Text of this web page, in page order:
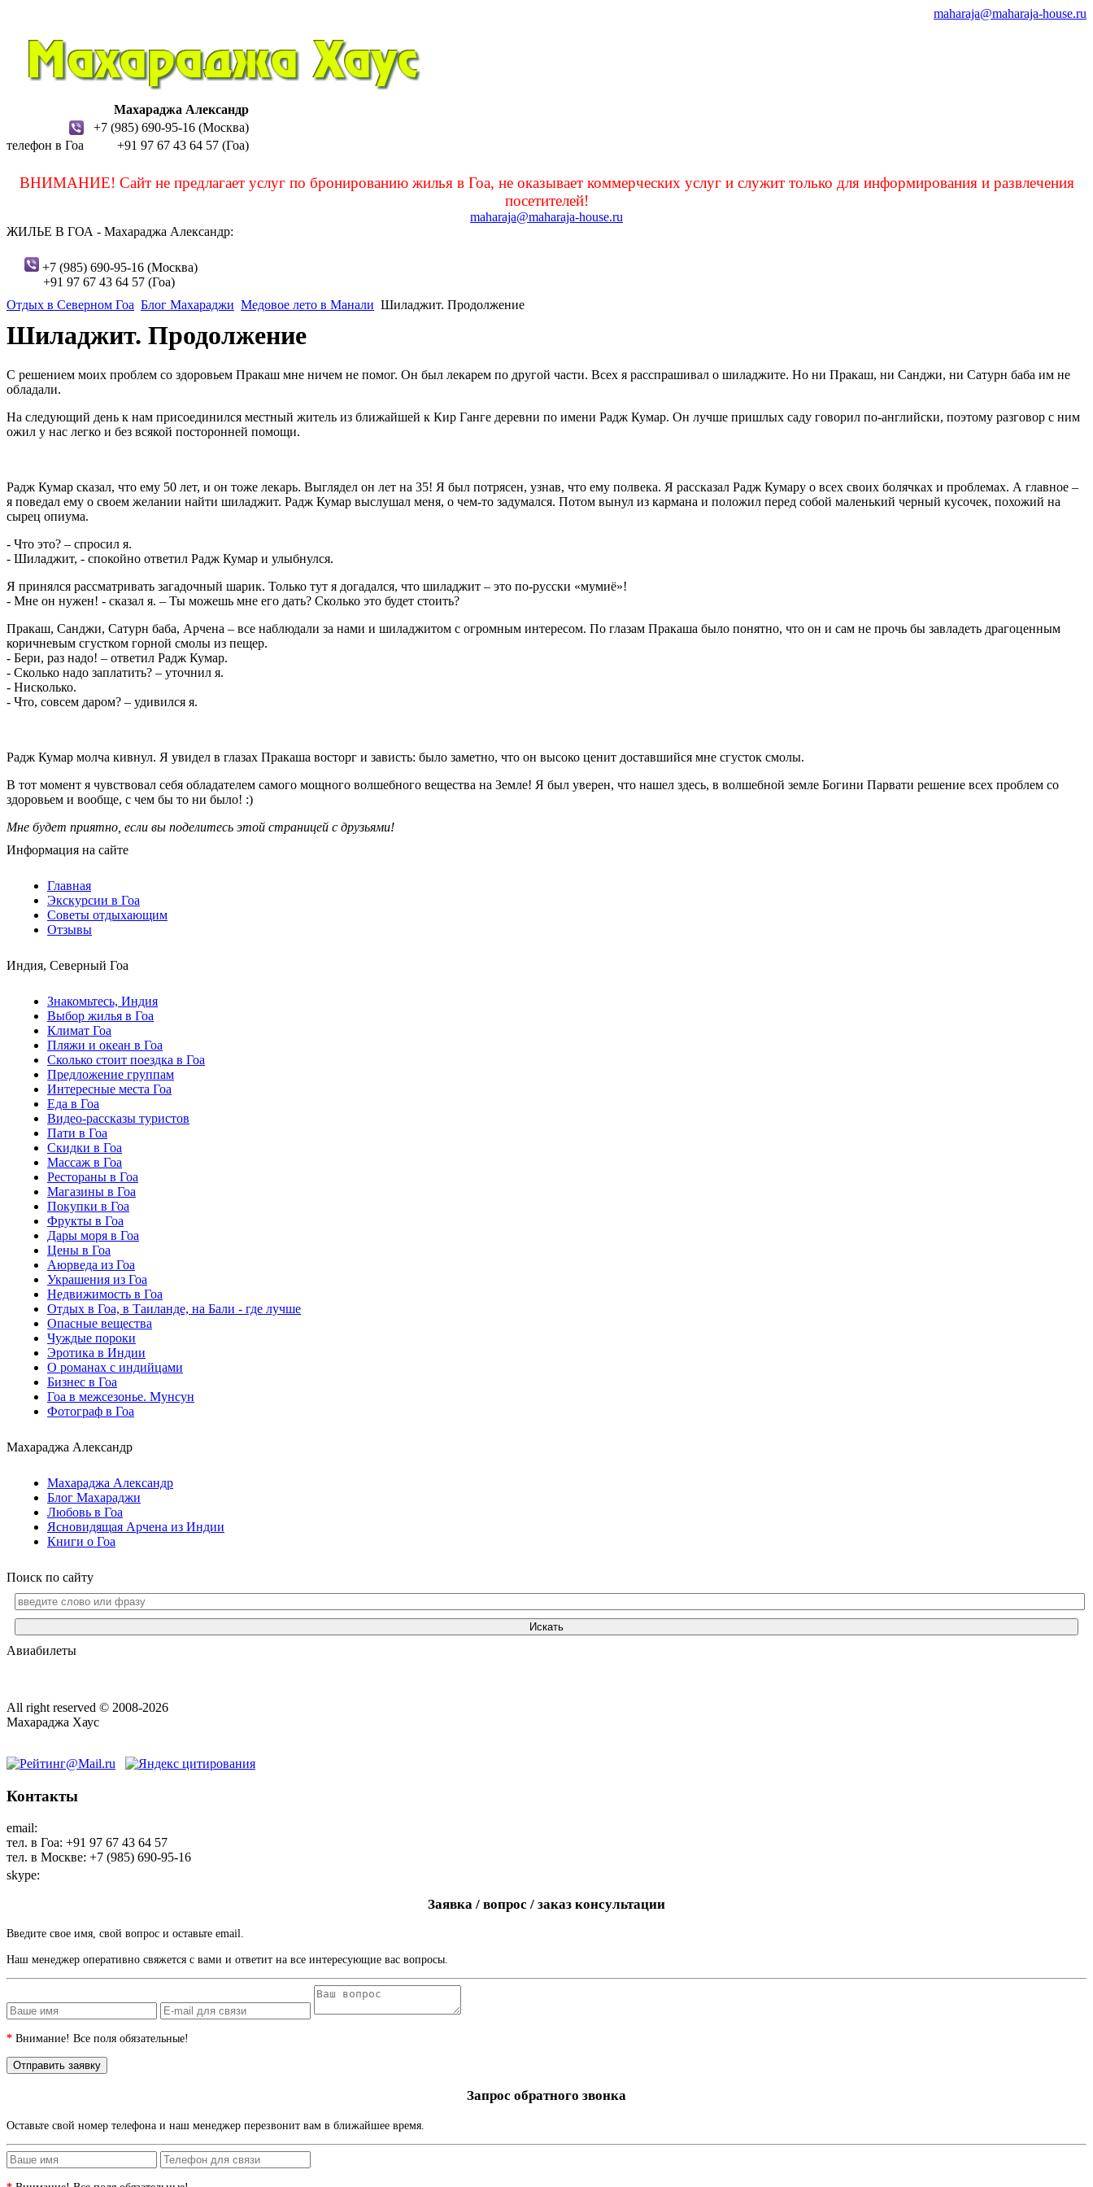
maharaja@maharaja-house.ru
Махараджа Александр
+7 (985) 690-95-16 (Москва)
телефон в Гоа
+91 97 67 43 64 57 (Гоа)
ВНИМАНИЕ! Сайт не предлагает услуг по бронированию жилья в Гоа, не оказывает коммерческих услуг и служит только для информирования и развлечения
посетителей!
maharaja@maharaja-house.ru
ЖИЛЬЕ В ГОА - Махараджа Александр:
+7 (985) 690-95-16 (Москва)
+91 97 67 43 64 57 (Гоа)
Отдых в Северном Гоа Блог Махараджи Медовое лето в Манали Шиладжит. Продолжение
Шиладжит. Продолжение
С решением моих проблем со здоровьем Пракаш мне ничем не помог. Он был лекарем по другой части. Всех я расспрашивал о шиладжите. Но ни Пракаш, ни Санджи, ни Сатурн баба им не
обладали.
На следующий день к нам присоединился местный житель из ближайшей к Кир Ганге деревни по имени Радж Кумар. Он лучше пришлых саду говорил по-английски, поэтому разговор с ним
ожил у нас легко и без всякой посторонней помощи.
Радж Кумар сказал, что ему 50 лет, и он тоже лекарь. Выглядел он лет на 35! Я был потрясен, узнав, что ему полвека. Я рассказал Радж Кумару о всех своих болячках и проблемах. А главное –
я поведал ему о своем желании найти шиладжит. Радж Кумар выслушал меня, о чем-то задумался. Потом вынул из кармана и положил перед собой маленький черный кусочек, похожий на
сырец опиума.
- Что это? – спросил я.
- Шиладжит, - спокойно ответил Радж Кумар и улыбнулся.
Я принялся рассматривать загадочный шарик. Только тут я догадался, что шиладжит – это по-русски «мумиё»!
- Мне он нужен! - сказал я. – Ты можешь мне его дать? Сколько это будет стоить?
Пракаш, Санджи, Сатурн баба, Арчена – все наблюдали за нами и шиладжитом с огромным интересом. По глазам Пракаша было понятно, что он и сам не прочь бы завладеть драгоценным
коричневым сгустком горной смолы из пещер.
- Бери, раз надо! – ответил Радж Кумар.
- Сколько надо заплатить? – уточнил я.
- Нисколько.
- Что, совсем даром? – удивился я.
Радж Кумар молча кивнул. Я увидел в глазах Пракаша восторг и зависть: было заметно, что он высоко ценит доставшийся мне сгусток смолы.
В тот момент я чувствовал себя обладателем самого мощного волшебного вещества на Земле! Я был уверен, что нашел здесь, в волшебной земле Богини Парвати решение всех проблем со
здоровьем и вообще, с чем бы то ни было! :)
Мне будет приятно, если вы поделитесь этой страницей с друзьями!
Информация на сайте
Главная
Экскурсии в Гоа
Советы отдыхающим
Отзывы
Индия, Северный Гоа
Знакомьтесь, Индия
Выбор жилья в Гоа
Климат Гоа
Пляжи и океан в Гоа
Сколько стоит поездка в Гоа
Предложение группам
Интересные места Гоа
Еда в Гоа
Видео-рассказы туристов
Пати в Гоа
Скидки в Гоа
Массаж в Гоа
Рестораны в Гоа
Магазины в Гоа
Покупки в Гоа
Фрукты в Гоа
Дары моря в Гоа
Цены в Гоа
Аюрведа из Гоа
Украшения из Гоа
Недвижимость в Гоа
Отдых в Гоа, в Таиланде, на Бали - где лучше
Опасные вещества
Чуждые пороки
Эротика в Индии
О романах с индийцами
Бизнес в Гоа
Гоа в межсезонье. Мунсун
Фотограф в Гоа
Махараджа Александр
Махараджа Александр
Блог Махараджи
Любовь в Гоа
Ясновидящая Арчена из Индии
Книги о Гоа
Поиск по сайту
Искать
Авиабилеты
All right reserved © 2008-2026
Махараджа Хаус
Контакты
email:
тел. в Гоа: +91 97 67 43 64 57
тел. в Москве: +7 (985) 690-95-16
skype:
Заявка / вопрос / заказ консультации
Введите свое имя, свой вопрос и оставьте email.
Наш менеджер оперативно свяжется с вами и ответит на все интересующие вас вопросы.
* Внимание! Все поля обязательные!
Запрос обратного звонка
Оставьте свой номер телефона и наш менеджер перезвонит вам в ближайшее время.